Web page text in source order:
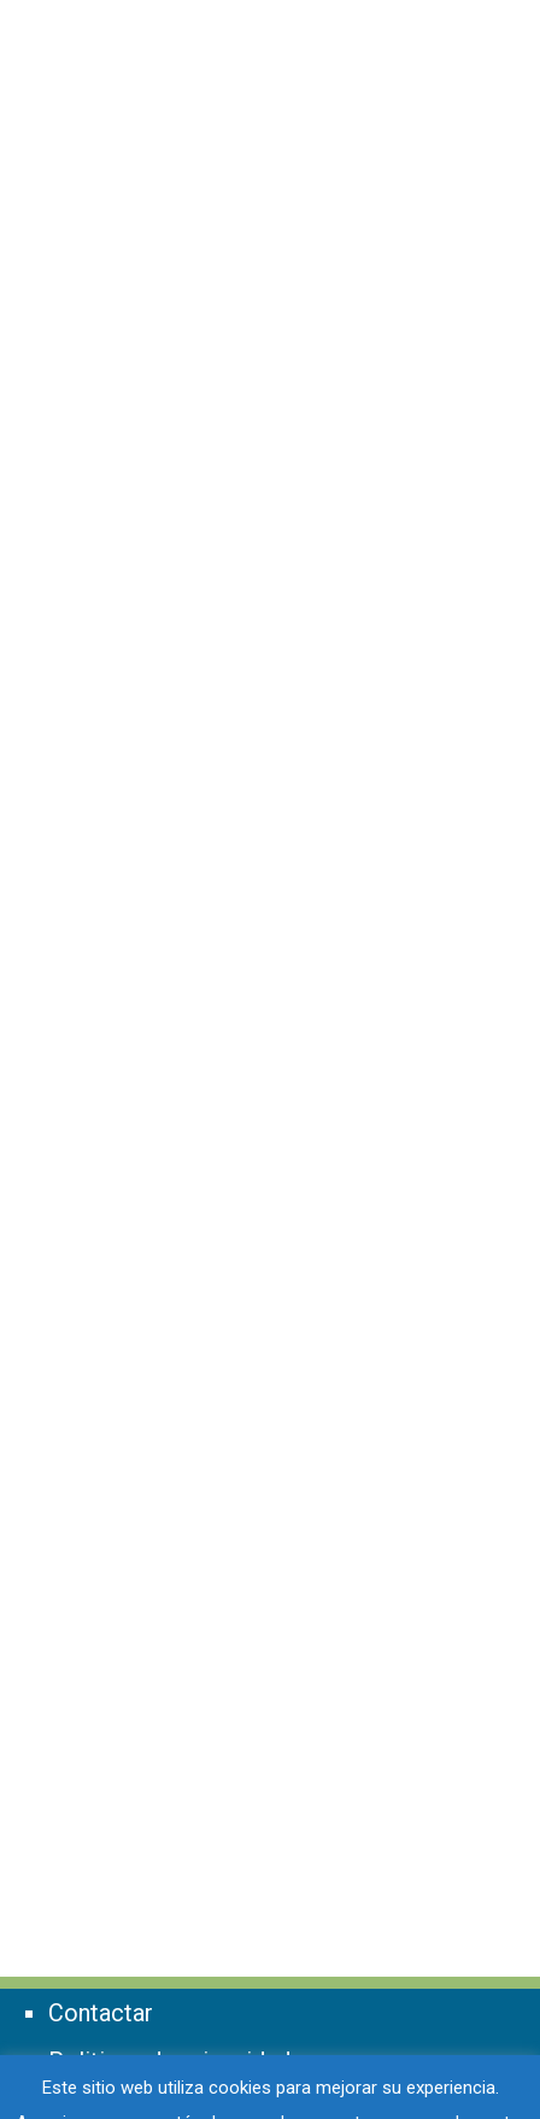
Contactar
Politicas de privacidad
Politicas de cookies
Este sitio web utiliza cookies para mejorar su experiencia.